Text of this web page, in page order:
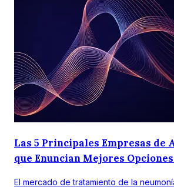
Las 5 Principales Empresas de
que Enuncian Mejores
El mercado de tratamiento de la